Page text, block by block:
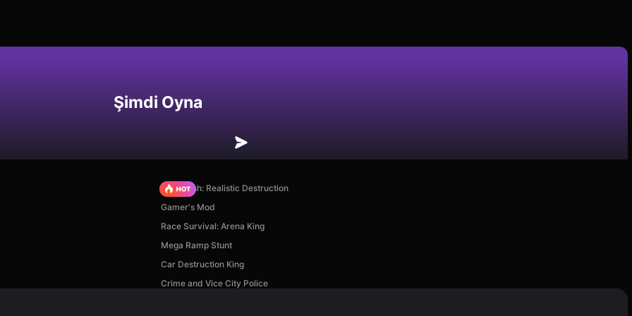
Şimdi Oyna
Car Crush: Realistic Destruction
Gamer's Mod
Race Survival: Arena King
Mega Ramp Stunt
Car Destruction King
Crime and Vice City Police